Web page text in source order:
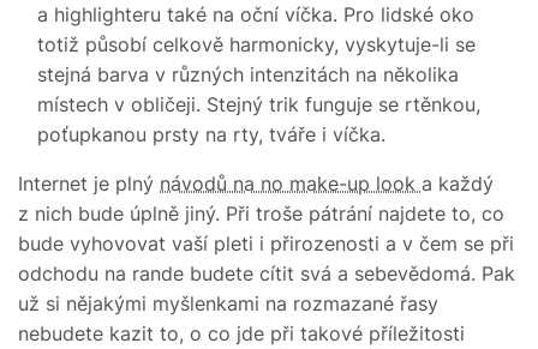
a highlighteru také na oční víčka. Pro lidské oko
totiž působí celkově harmonicky, vyskytuje-li se
stejná barva v různých intenzitách na několika
místech v obličeji. Stejný trik funguje se rtěnkou,
poťupkanou prsty na rty, tváře i víčka.
Internet je plný návodů na no make-up look a každý
z nich bude úplně jiný. Při troše pátrání najdete to, co
bude vyhovovat vaší pleti i přirozenosti a v čem se při
odchodu na rande budete cítit svá a sebevědomá. Pak
už si nějakými myšlenkami na rozmazané řasy
nebudete kazit to, o co jde při takové příležitosti